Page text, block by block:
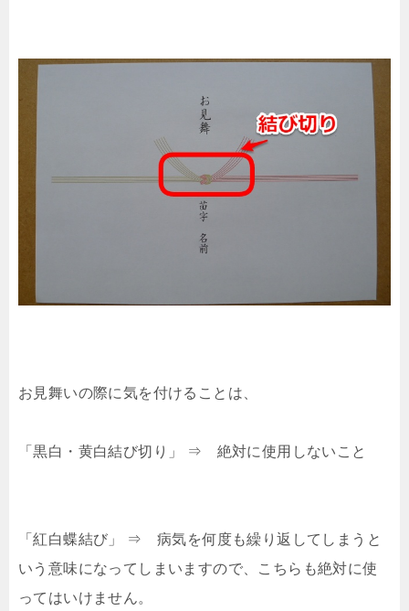
お見舞いの際に気を付けることは、
「黒白・黄白結び切り」 ⇒ 絶対に使用しないこと
「紅白蝶結び」
⇒ 病気を何度も繰り返してしまうと
いう意味になってしまいますので、こちらも絶対に使
ってはいけません。